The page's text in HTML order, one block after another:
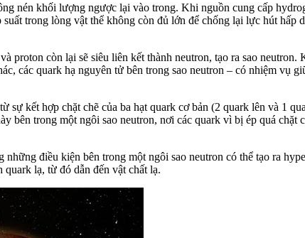
nén khối lượng ngược lại vào trong. Khi nguồn cung cấp
trong lòng vật thể không còn đủ lớn để chống lại lực hút hấp
còn lại sẽ siêu liên kết thành neutron, tạo ra sao
các quark hạ nguyên tử bên trong sao neutron – có nhiệm vụ
sự kết hợp chặt chẽ của ba hạt quark cơ bản (2 quark lên và 1
trong một ngôi sao neutron, nơi các quark vì bị ép quá chặt
điều kiện bên trong một ngôi sao neutron có thể tạo ra
lạ, từ đó dẫn đến vật chất lạ.